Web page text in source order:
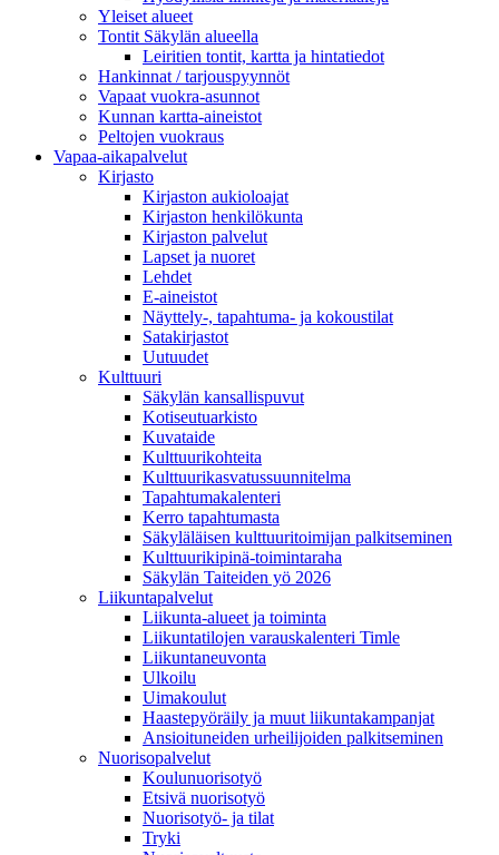
Yleiset alueet
Tontit Säkylän alueella
Leiritien tontit, kartta ja hintatiedot
Hankinnat / tarjouspyynnöt
Vapaat vuokra-asunnot
Kunnan kartta-aineistot
Peltojen vuokraus
Vapaa-aika­palvelut
Kirjasto
Kirjaston aukioloajat
Kirjaston henkilökunta
Kirjaston palvelut
Lapset ja nuoret
Lehdet
E-aineistot
Näyttely-, tapahtuma- ja kokoustilat
Satakirjastot
Uutuudet
Kulttuuri
Säkylän kansallispuvut
Kotiseutuarkisto
Kuvataide
Kulttuurikohteita
Kulttuurikasvatussuunnitelma
Tapahtumakalenteri
Kerro tapahtumasta
Säkyläläisen kulttuuritoimijan palkitseminen
Kulttuurikipinä-toimintaraha
Säkylän Taiteiden yö 2026
Liikuntapalvelut
Liikunta-alueet ja toiminta
Liikuntatilojen varauskalenteri Timle
Liikuntaneuvonta
Ulkoilu
Uimakoulut
Haastepyöräily ja muut liikuntakampanjat
Ansioituneiden urheilijoiden palkitseminen
Nuorisopalvelut
Koulunuorisotyö
Etsivä nuorisotyö
Nuorisotyö- ja tilat
Tryki